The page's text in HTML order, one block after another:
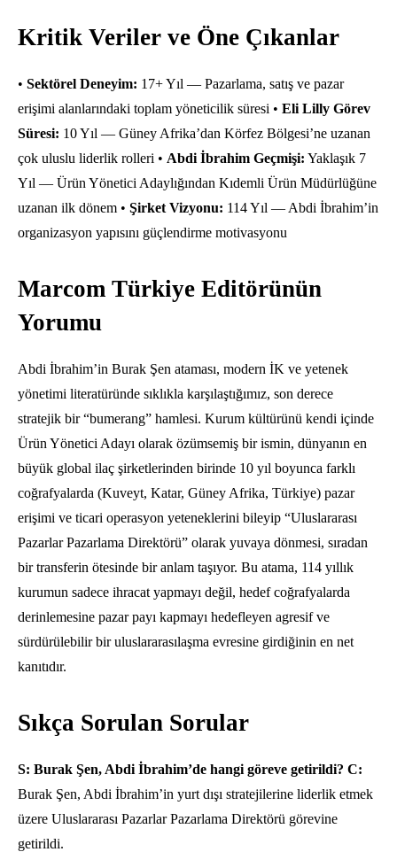
Kritik Veriler ve Öne Çıkanlar
• Sektörel Deneyim: 17+ Yıl — Pazarlama, satış ve pazar
erişimi alanlarındaki toplam yöneticilik süresi • Eli Lilly Görev
Süresi: 10 Yıl — Güney Afrika’dan Körfez Bölgesi’ne uzanan
çok uluslu liderlik rolleri • Abdi İbrahim Geçmişi: Yaklaşık 7
Yıl — Ürün Yönetici Adaylığından Kıdemli Ürün Müdürlüğüne
uzanan ilk dönem • Şirket Vizyonu: 114 Yıl — Abdi İbrahim’in
organizasyon yapısını güçlendirme motivasyonu
Marcom Türkiye Editörünün
Yorumu
Abdi İbrahim’in Burak Şen ataması, modern İK ve yetenek
yönetimi literatüründe sıklıkla karşılaştığımız, son derece
stratejik bir “bumerang” hamlesi. Kurum kültürünü kendi içinde
Ürün Yönetici Adayı olarak özümsemiş bir ismin, dünyanın en
büyük global ilaç şirketlerinden birinde 10 yıl boyunca farklı
coğrafyalarda (Kuveyt, Katar, Güney Afrika, Türkiye) pazar
erişimi ve ticari operasyon yeteneklerini bileyip “Uluslararası
Pazarlar Pazarlama Direktörü” olarak yuvaya dönmesi, sıradan
bir transferin ötesinde bir anlam taşıyor. Bu atama, 114 yıllık
kurumun sadece ihracat yapmayı değil, hedef coğrafyalarda
derinlemesine pazar payı kapmayı hedefleyen agresif ve
sürdürülebilir bir uluslararasılaşma evresine girdiğinin en net
kanıtıdır.
Sıkça Sorulan Sorular
S: Burak Şen, Abdi İbrahim’de hangi göreve getirildi? C:
Burak Şen, Abdi İbrahim’in yurt dışı stratejilerine liderlik etmek
üzere Uluslararası Pazarlar Pazarlama Direktörü görevine
getirildi.